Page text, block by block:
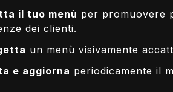
il tuo menù per promuovere
dei clienti.
un menù visivamente
e aggiorna periodicamente il